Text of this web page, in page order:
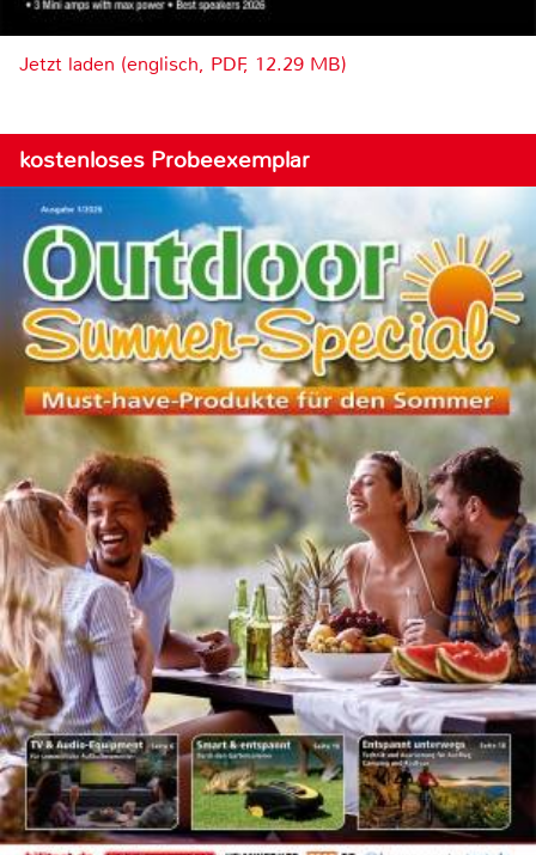
Jetzt laden (englisch, PDF, 12.29 MB)
kostenloses Probeexemplar